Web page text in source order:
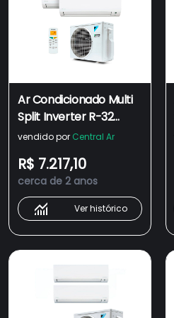
Ar Condicionado Multi
Split Inverter R-32
Daikin 18.000 Btus (1
12.000) Quente/frio
220V Monofásico
vendido por Central Ar
R$ 7.217,10
cerca de 2 anos
Ver histórico